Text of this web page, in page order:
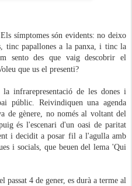
símptomes són evidents: no deixo
tinc papallones a la panxa, i tinc la
sento des que vaig descobrir el
que us el presenti?
infrarepresentació de les dones i
públic. Reivindiquen una agenda
de gènere, no només al voltant del
és l'escenari d'un oasi de paritat
i decidit a posar fil a l'agulla amb
i socials, que beuen del lema 'Qui
4 de gener, es durà a terme al